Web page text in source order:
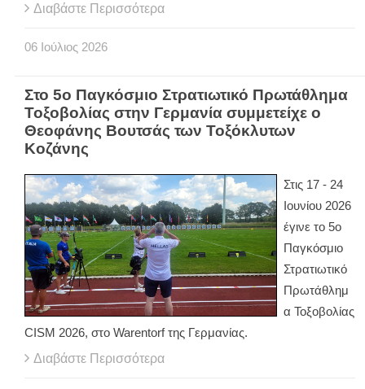
Διαβάστε Περισσότερα
06 Ιούλιος 2026
Στο 5ο Παγκόσμιο Στρατιωτικό Πρωτάθλημα
Τοξοβολίας στην Γερμανία συμμετείχε ο
Θεοφάνης Βουτσάς των Τοξόκλυτων
Κοζάνης
Στις 17 - 24
Ιουνίου 2026
έγινε το 5ο
Παγκόσμιο
Στρατιωτικό
Πρωτάθλημ
α Τοξοβολίας
CISM 2026, στο Warentorf της Γερμανίας.
Διαβάστε Περισσότερα